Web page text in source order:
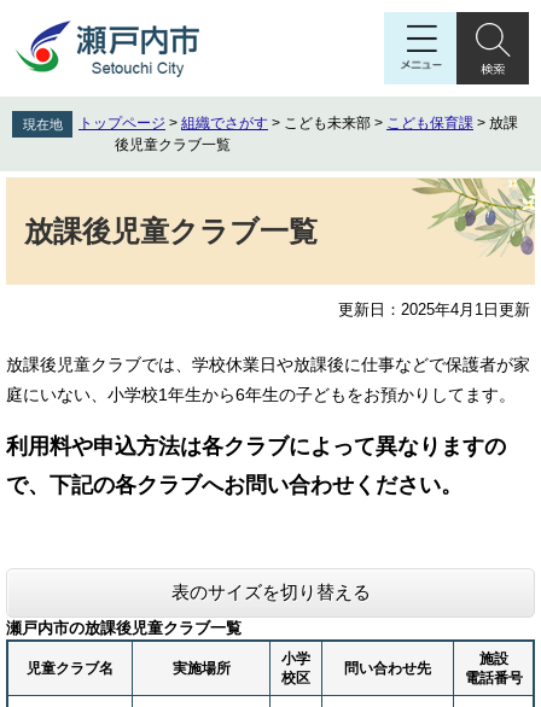
先
頭
を
飛
へ
現在地 トップページ > 組織でさがす > こども未来部 > こども保育課 > 放課
後児童クラブ一覧
放課後児童クラブ一覧
更新日：2025年4月1日更新
放課後児童クラブでは、学校休業日や放課後に仕事などで保護者が家
庭にいない、小学校1年生から6年生の子どもをお預かりしてます。
利用料や申込方法は各クラブによって異なりますの
で、下記の各クラブへお問い合わせください。
表のサイズを切り替える
瀬戸内市の放課後児童クラブ一覧
児童クラブ名 実施場所
小学
校区
問い合わせ先
施設
電話番号